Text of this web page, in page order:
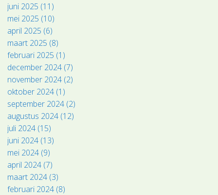
juni 2025 (11)
mei 2025 (10)
april 2025 (6)
maart 2025 (8)
februari 2025 (1)
december 2024 (7)
november 2024 (2)
oktober 2024 (1)
september 2024 (2)
augustus 2024 (12)
juli 2024 (15)
juni 2024 (13)
mei 2024 (9)
april 2024 (7)
maart 2024 (3)
februari 2024 (8)